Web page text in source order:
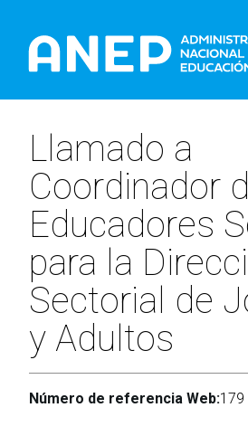
Llamado a
Coordinador
Educadores
para la
Sectorial de
y Adultos
Número de referencia Web:179